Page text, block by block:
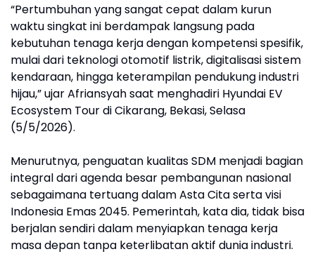
“Pertumbuhan yang sangat cepat dalam kurun
waktu singkat ini berdampak langsung pada
kebutuhan tenaga kerja dengan kompetensi spesifik,
mulai dari teknologi otomotif listrik, digitalisasi sistem
kendaraan, hingga keterampilan pendukung industri
hijau,” ujar Afriansyah saat menghadiri Hyundai EV
Ecosystem Tour di Cikarang, Bekasi, Selasa
(5/5/2026).
Menurutnya, penguatan kualitas SDM menjadi bagian
integral dari agenda besar pembangunan nasional
sebagaimana tertuang dalam Asta Cita serta visi
Indonesia Emas 2045. Pemerintah, kata dia, tidak bisa
berjalan sendiri dalam menyiapkan tenaga kerja
masa depan tanpa keterlibatan aktif dunia industri.